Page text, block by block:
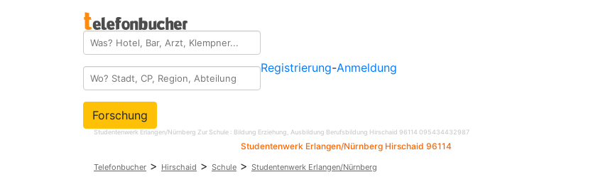
Forschung
Registrierung-Anmeldung
Studentenwerk Erlangen/Nürnberg Zur Schule : Bildung Erziehung, Ausbildung Berufsbildung Hirschaid 96114 095434432987
Studentenwerk Erlangen/Nürnberg Hirschaid 96114
Telefonbucher > Hirschaid > Schule > Studentenwerk Erlangen/Nürnberg